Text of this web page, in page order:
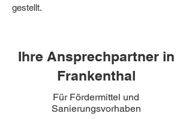
gestellt.
Ihre Ansprechpartner in
Frankenthal
Für Fördermittel und
Sanierungsvorhaben